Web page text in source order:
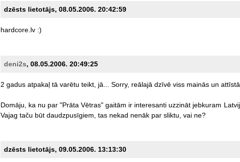
dzēsts lietotājs, 08.05.2006. 20:42:59
hardcore.lv :)
deni2s, 08.05.2006. 20:49:25
2 gadus atpakaļ tā varētu teikt, jā... Sorry, reālajā dzīvē viss mainās un
Domāju, ka nu par "Prāta Vētras" gaitām ir interesanti uzzināt jebkuram
Vajag taču būt daudzpusīgiem, tas nekad nenāk par sliktu, vai ne?
dzēsts lietotājs, 09.05.2006. 13:13:30